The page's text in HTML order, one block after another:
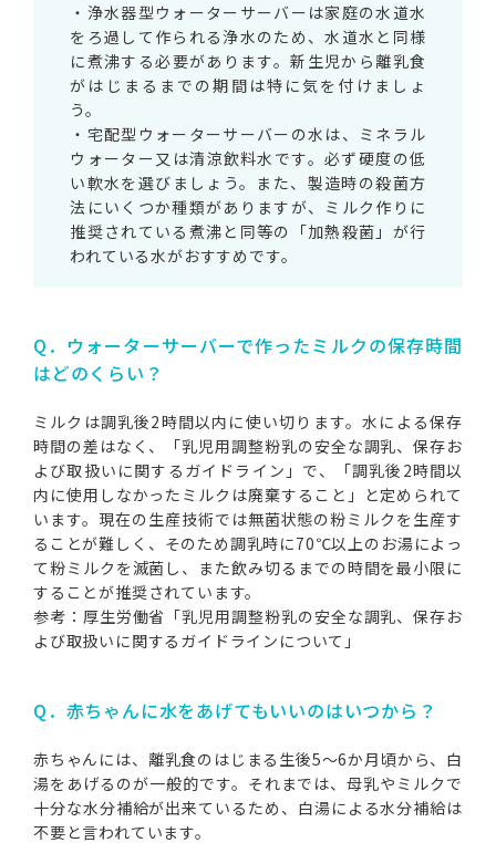
・浄水器型ウォーターサーバーは家庭の水道水
をろ過して作られる浄水のため、水道水と同様
に煮沸する必要があります。新生児から離乳食
がはじまるまでの期間は特に気を付けましょ
う。
・宅配型ウォーターサーバーの水は、ミネラル
ウォーター又は清涼飲料水です。必ず硬度の低
い軟水を選びましょう。また、製造時の殺菌方
法にいくつか種類がありますが、ミルク作りに
推奨されている煮沸と同等の「加熱殺菌」が行
われている水がおすすめです。
Q．ウォーターサーバーで作ったミルクの保存時間
はどのくらい？
ミルクは調乳後2時間以内に使い切ります。水による保存
時間の差はなく、「乳児用調整粉乳の安全な調乳、保存お
よび取扱いに関するガイドライン」で、「調乳後2時間以
内に使用しなかったミルクは廃棄すること」と定められて
います。現在の生産技術では無菌状態の粉ミルクを生産す
ることが難しく、そのため調乳時に70℃以上のお湯によっ
て粉ミルクを滅菌し、また飲み切るまでの時間を最小限に
することが推奨されています。
参考：厚生労働省「乳児用調整粉乳の安全な調乳、保存お
よび取扱いに関するガイドラインについて」
Q．赤ちゃんに水をあげてもいいのはいつから？
赤ちゃんには、離乳食のはじまる生後5～6か月頃から、白
湯をあげるのが一般的です。それまでは、母乳やミルクで
十分な水分補給が出来ているため、白湯による水分補給は
不要と言われています。